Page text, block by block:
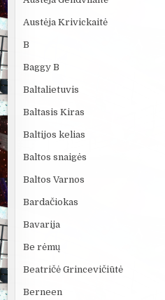
Austėja Krivickaitė
B
Baggy B
Baltalietuvis
Baltasis Kiras
Baltijos kelias
Baltos snaigės
Baltos Varnos
Bardačiokas
Bavarija
Be rėmų
Beatričė Grincevičiūtė
Berneen